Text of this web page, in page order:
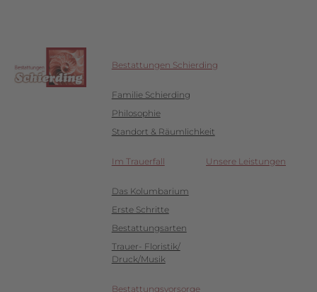
Bestattungen Schierding
Familie Schierding
Philosophie
Standort & Räumlichkeit
Im Trauerfall
Das Kolumbarium
Erste Schritte
Bestattungsarten
Trauer- Floristik/
Druck/Musik
Unsere Leistungen
Bestattungsvorsorge